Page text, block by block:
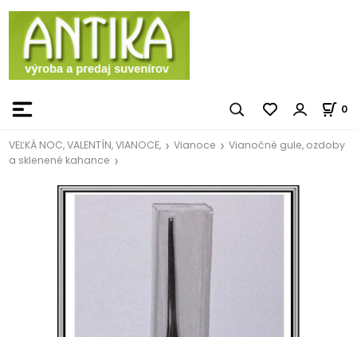
0
VEĽKÁ NOC, VALENTÍN, VIANOCE, Vianoce
Vianočné gule, ozdoby
a sklenené kahance